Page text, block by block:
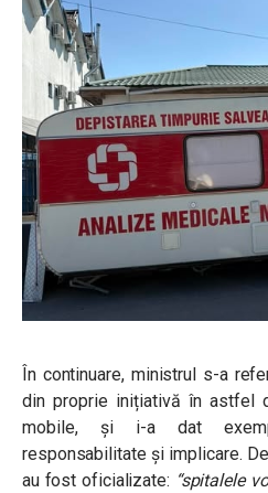
În continuare, ministrul s-a
din proprie inițiativă în astfel
mobile, și i-a dat
responsabilitate și implicare.
au fost oficializate: “spitalele